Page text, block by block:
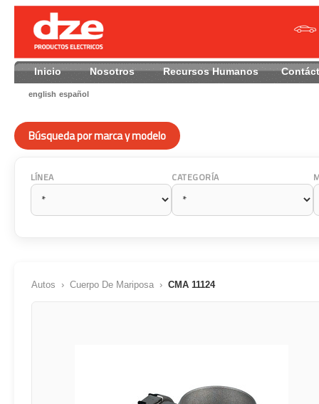
Inicio Nosotros Recursos Humanos
english español
Búsqueda por marca y modelo
LÍNEA CATEGORÍA
Autos › Cuerpo De Mariposa› CMA 11124